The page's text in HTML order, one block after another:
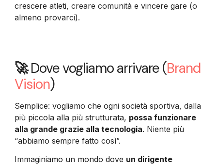
crescere atleti, creare comunità e vincere gare (o
almeno provarci).
🚀Dove vogliamo arrivare (Brand
Vision)
Semplice: vogliamo che ogni società sportiva, dalla
più piccola alla più strutturata, possa funzionare
alla grande grazie alla tecnologia. Niente più
“abbiamo sempre fatto così”.
Immaginiamo un mondo dove un dirigente